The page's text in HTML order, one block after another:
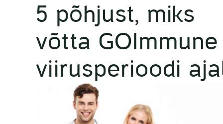
5 põhjust, miks
võtta GOImmune
viirusperioodi